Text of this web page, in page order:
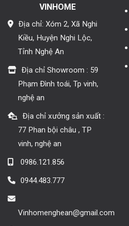
VINHOME
Địa chỉ: Xóm 2, Xã Nghi
Kiều, Huyện Nghi Lộc,
Tỉnh Nghệ An
Địa chỉ Showroom : 59
Phạm Đình toái, Tp vinh,
nghệ an
Địa chỉ xưởng sản xuất :
77 Phan bội châu , TP
vinh, nghệ an
0986.121.856
0944.483.777
Vinhomenghean@gmail.com